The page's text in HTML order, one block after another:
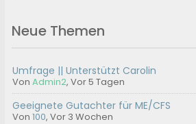
Neue Themen
Umfrage || Unterstützt Carolin
VonAdmin2,Vor 5 Tagen
Geeignete Gutachter für ME/CFS
Von100,Vor 3 Wochen